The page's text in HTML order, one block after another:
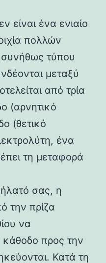
είναι ένα ενιαίο
πολλών
τύπου
μεταξύ
από τρία
(αρνητικό
(θετικό
ένα
τη μεταφορά
σας, η
την πρίζα
να
κάθοδο προς την
Κατά τη